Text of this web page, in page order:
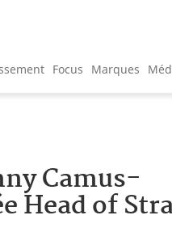
Focus Marques
Camus-
Head of